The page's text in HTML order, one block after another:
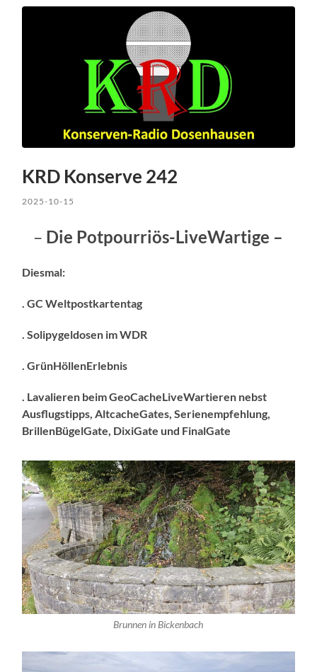
KRD Konserve 242
2025-10-15
– Die Potpourriös-LiveWartige –
Diesmal:
. GC Weltpostkartentag
. Solipygeldosen im WDR
. GrünHöllenErlebnis
. Lavalieren beim GeoCacheLiveWartieren nebst
Ausflugstipps, AltcacheGates, Serienempfehlung,
BrillenBügelGate, DixiGate und FinalGate
Brunnen in Bickenbach